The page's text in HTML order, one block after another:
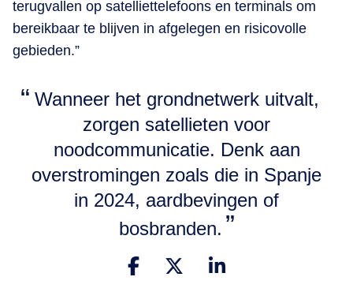
terugvallen op satelliettelefoons en terminals om
bereikbaar te blijven in afgelegen en risicovolle
gebieden.”
Wanneer het grondnetwerk uitvalt,
zorgen satellieten voor
noodcommunicatie. Denk aan
overstromingen zoals die in Spanje
in 2024, aardbevingen of
bosbranden.